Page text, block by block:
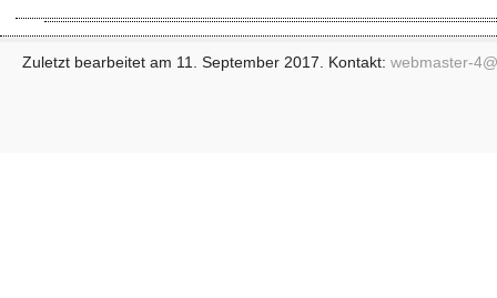
Zuletzt bearbeitet am 11. September 2017. Kontakt: webmaster-4@